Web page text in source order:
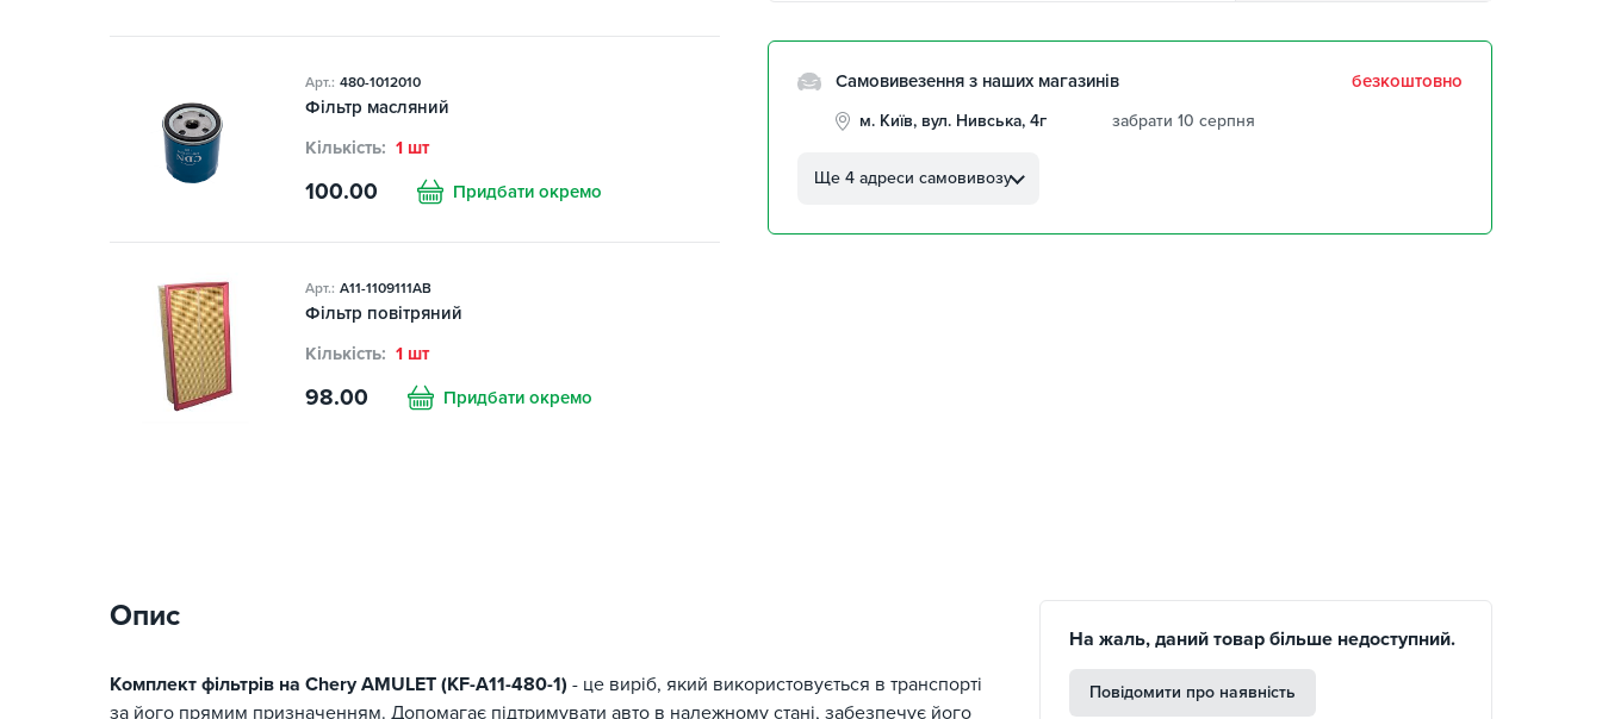
Арт.: 480-1012010
Фільтр масляний
Кількість: 1 шт
100.00 Придбати окремо
Арт.: A11-1109111AB
Фільтр повітряний
Кількість: 1 шт
98.00 Придбати окремо
Самовивезення з наших магазинів безкоштовно
м. Київ, вул. Нивська, 4г
забрати 10 серпня
Автолюбителів, 8а
Клинцівський авторинок
Ще 4 адреси самовивозу
Опис
Комплект фільтрів на Chery AMULET (KF-A11-480-1) - це виріб, який використовується в транспорті
за його прямим призначенням. Допомагає підтримувати авто в належному стані, забезпечує його
На жаль, даний товар більше недоступний.
Повідомити про наявність